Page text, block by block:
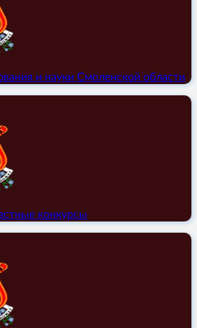
и науки Смоленской области
конкурсы